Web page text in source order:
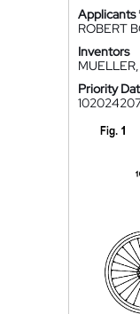
Applicants
ROBERT
Inventors
Priority